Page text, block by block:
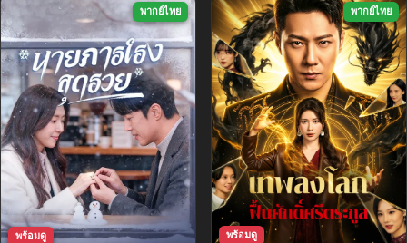
พากย์ไทย
พร้อมดู
พากย์ไทย
พร้อมดู